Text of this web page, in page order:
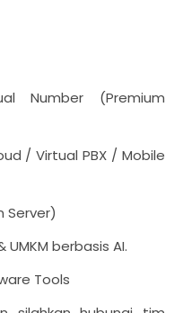
Number (Premium
/ Virtual PBX / Mobile
Server)
berbasis AI.
Tools